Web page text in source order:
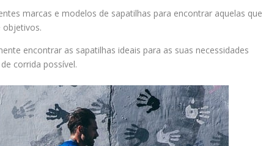
marcas e modelos de sapatilhas para encontrar aquelas que
objetivos.
encontrar as sapatilhas ideais para as suas necessidades
corrida possível.